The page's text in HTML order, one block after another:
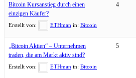
Bitcoin Kursanstieg durch einen
einzigen Käufer?
Erstellt von: ETHman in: Bitcoin
4
„Bitcoin Aktien“ – Unternehmen
traden, die am Markt aktiv sind?
Erstellt von: ETHman in: Bitcoin
5